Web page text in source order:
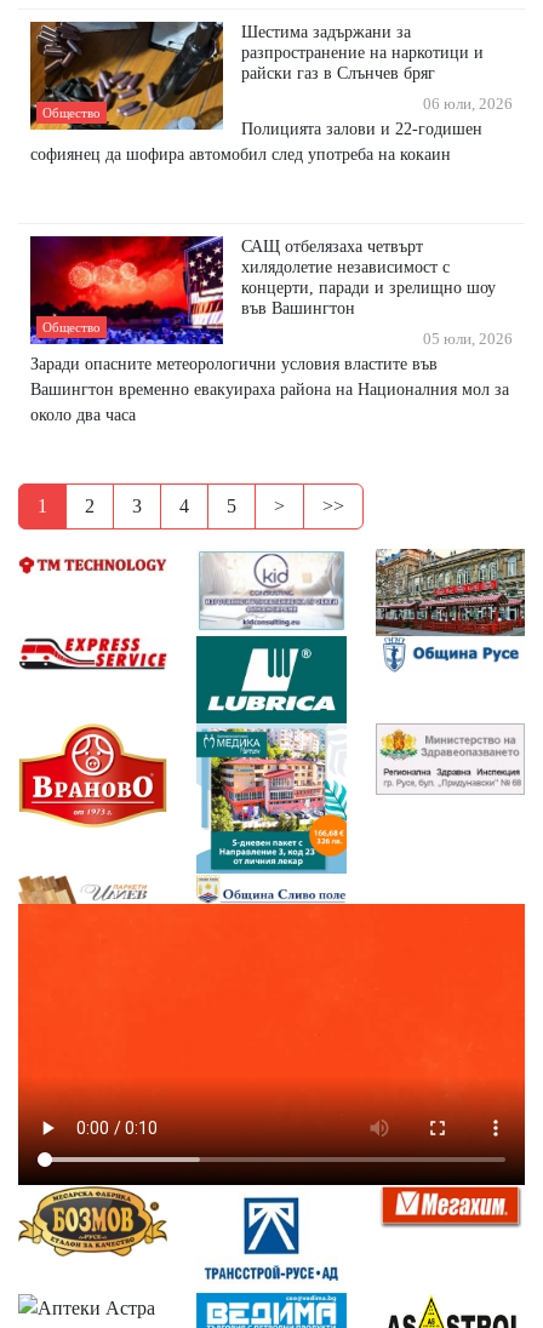
Общество
Шестима задържани за
разпространение на наркотици и
райски газ в Слънчев бряг
06 юли, 2026
Полицията залови и 22-годишен
софиянец да шофира автомобил след употреба на кокаин
Общество
САЩ отбелязаха четвърт
хилядолетие независимост с
концерти, паради и зрелищно шоу
във Вашингтон
05 юли, 2026
Заради опасните метеорологични условия властите във
Вашингтон временно евакуираха района на Националния мол за
около два часа
1 2 3 4 5 > >>